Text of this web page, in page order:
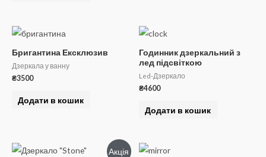
Бригантина Ексклюзив
Дзеркала у ванну
₴3500
Додати в кошик
Годинник дзеркальний з
лед підсвіткою
Led-Дзеркало
₴4600
Додати в кошик
Акція